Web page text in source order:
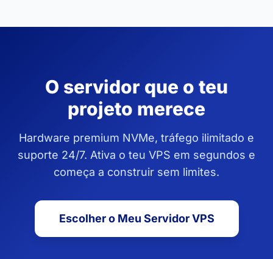
O servidor que o teu
projeto merece
Hardware premium NVMe, tráfego ilimitado e
suporte 24/7. Ativa o teu VPS em segundos e
começa a construir sem limites.
Escolher o Meu Servidor VPS